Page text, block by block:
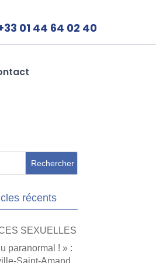
01 44 64 02 40
récents
SEXUELLES
paranormal ! » :
Saint-Amand,